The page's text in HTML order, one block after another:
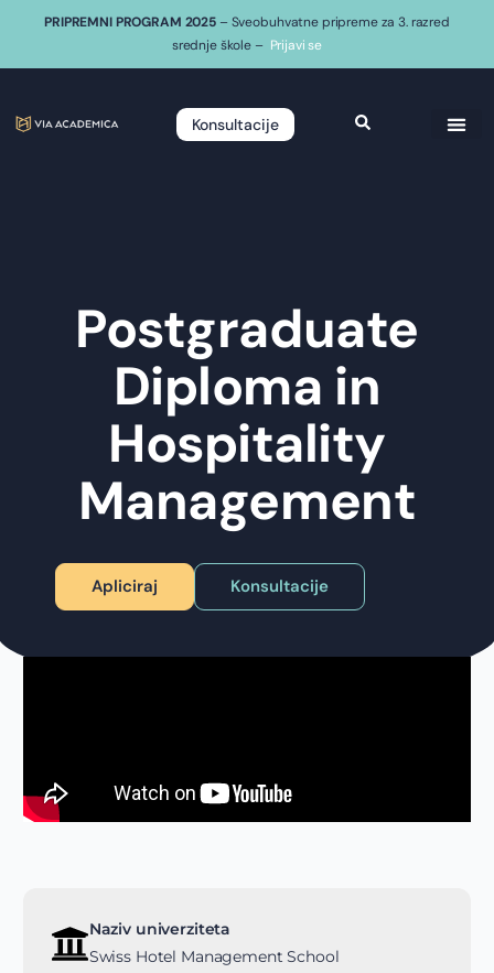
PRIPREMNI PROGRAM 2025 – Sveobuhvatne pripreme za 3. razred
srednje škole – Prijavi se
Konsultacije
Postgraduate
Diploma in
Hospitality
Management
Apliciraj Konsultacije
Naziv univerziteta
Swiss Hotel Management School